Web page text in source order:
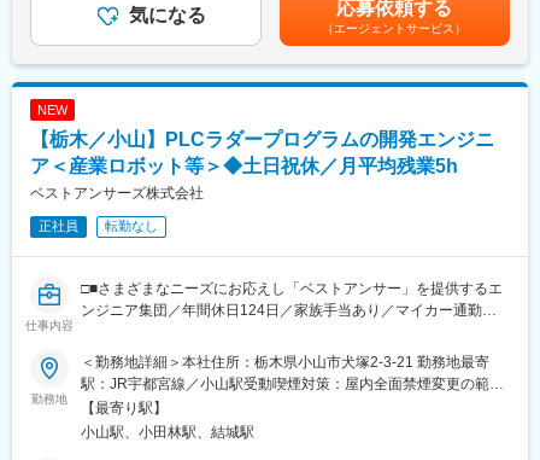
変更の範囲：会社の定める業務
※案件によって、出張等が発生する場合もあります。
■組織構成：
従業員43名の規模で、女性や中途入社者も多数活躍しており、個
人の成長意欲を重視した組織風土です。
■業務の魅力：
直接貢献できるやりがいがあります。
入社後はOJTや先輩社員による丁寧なサポートがあり、未経験か
ら段階的にスキルアップが可能です。各種研修やフォロー体制も
充実しています。
与金額：450,000 円 ～ 1,200,000 円（前年度実績）■昇給：あり
（前年度実績）■昇給金額 1月あたり：7,000円～30,000円（前年
度実績）賃金はあくまでも目安の金額であり、選考を通じて上下
する可能性があります。月給(月額)は固定手当を含めた表記です。
気になる 応募依頼する
（エージェントサービス）
NEW
【栃木／小山】PLCラダープログラムの開発エンジニ
ア＜産業ロボット等＞◆土日祝休／月平均残業5h
ベストアンサーズ株式会社
正社員 転勤なし
仕事内容
□■さまざまなニーズにお応えし「ベストアンサー」を提供するエ
ンジニア集団／年間休日124日／家族手当あり／マイカー通勤可
■業務概要：
産業用ロボットや工場設備に関わる業務をお任せします。
■具体的には：
勤務地
＜勤務地詳細＞本社住所：栃木県小山市犬塚2-3-21 勤務地最寄
駅：JR宇都宮線／小山駅受動喫煙対策：屋内全面禁煙変更の範
囲：会社の定める事業所
【最寄り駅】
小山駅、小田林駅、結城駅